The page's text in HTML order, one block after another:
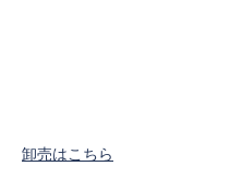
卸売はこちら